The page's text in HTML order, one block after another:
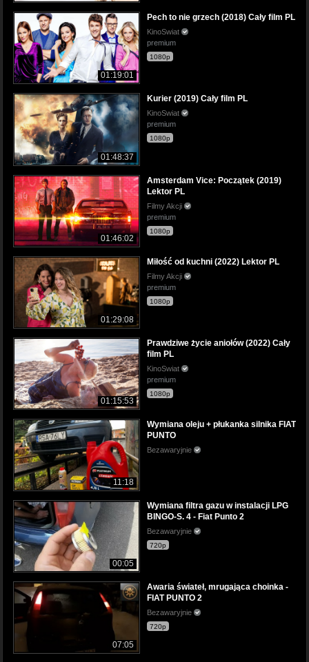
01:19:01
Pech to nie grzech (2018) Cały film PL
KinoSwiat
premium
1080p
01:48:37
Kurier (2019) Cały film PL
KinoSwiat
premium
1080p
01:46:02
Amsterdam Vice: Początek (2019)
Lektor PL
Filmy Akcji
premium
1080p
01:29:08
Miłość od kuchni (2022) Lektor PL
Filmy Akcji
premium
1080p
01:15:53
Prawdziwe życie aniołów (2022) Cały
film PL
KinoSwiat
premium
1080p
11:18
Wymiana oleju + płukanka silnika FIAT
PUNTO
Bezawaryjnie
00:05
Wymiana filtra gazu w instalacji LPG
BINGO-S. 4 - Fiat Punto 2
Bezawaryjnie
720p
07:05
Awaria świateł, mrugająca choinka -
FIAT PUNTO 2
Bezawaryjnie
720p